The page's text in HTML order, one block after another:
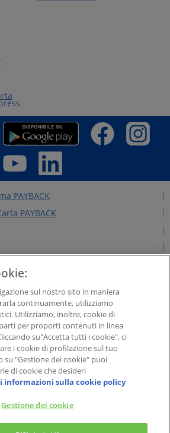
PAYBACK
PAYBACK
a responsabilità limitata con socio unico, Soggetta
×
sul nostro sito in maniera
continuamente, utilizziamo
Utilizziamo, inoltre, cookie di
per proporti contenuti in linea
su"Accetta tutti i cookie", ci
i cookie di profilazione sul tuo
su "Gestione dei cookie" puoi
di cookie che desideri
informazioni sulla cookie policy
Gestione dei cookie